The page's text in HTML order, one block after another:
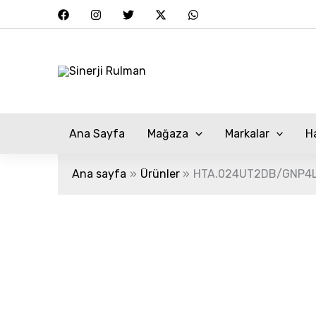
atla
Ana Sayfa Mağaza Markalar
Ana sayfa Ürünler HTA.024UT2DB/